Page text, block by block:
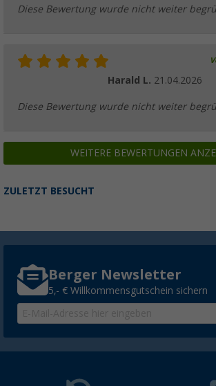
(8)
ab4,99€6,99 €
Diese Bewertung wurde nicht weiter
Harald L. 21.04.2026
Diese Bewertung wurde nicht weiter
WEITERE BEWERTUNGEN
ZULETZT BESUCHT
Berger Newsletter
5,- € Willkommensgutschein sichern